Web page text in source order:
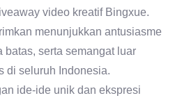
video kreatif Bingxue.
menunjukkan antusiasme
batas, serta semangat luar
di seluruh Indonesia.
ide-ide unik dan ekspresi